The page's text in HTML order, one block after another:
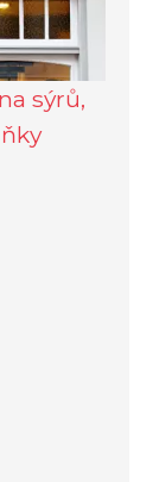
sýrů,